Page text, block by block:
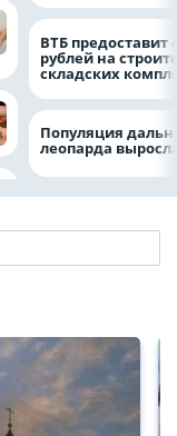
ВТБ предоставит
рублей на
складских
Популяция
леопарда